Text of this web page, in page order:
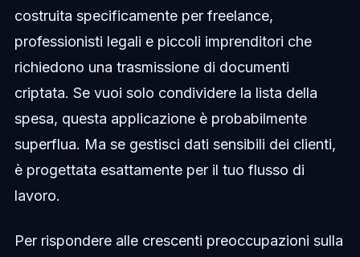
costruita specificamente per freelance,
professionisti legali e piccoli imprenditori che
richiedono una trasmissione di documenti
criptata. Se vuoi solo condividere la lista della
spesa, questa applicazione è probabilmente
superflua. Ma se gestisci dati sensibili dei clienti,
è progettata esattamente per il tuo flusso di
lavoro.
Per rispondere alle crescenti preoccupazioni sulla